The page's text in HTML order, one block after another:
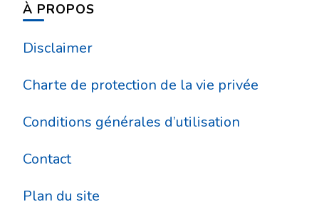
À PROPOS
Disclaimer
Charte de protection de la vie privée
Conditions générales d’utilisation
Contact
Plan du site